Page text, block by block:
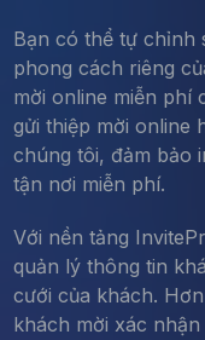
Bạn có thể tự chỉnh
phong cách riêng
mời online miễn phí
gửi thiệp mời online
chúng tôi, đảm bảo
tận nơi miễn phí.
Với nền tảng
quản lý thông tin
cưới của khách.
khách mời xác